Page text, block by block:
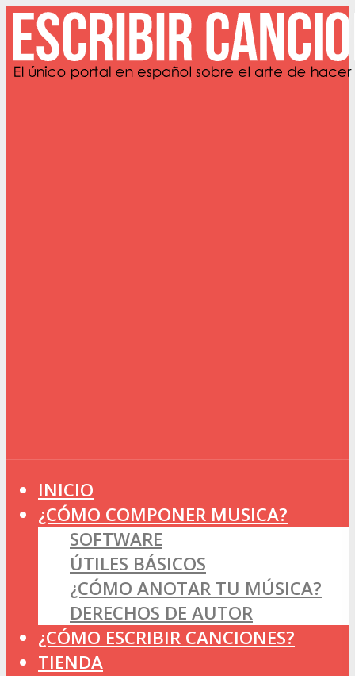
INICIO
¿CÓMO COMPONER MUSICA?
SOFTWARE
ÚTILES BÁSICOS
¿CÓMO ANOTAR TU MÚSICA?
DERECHOS DE AUTOR
¿CÓMO ESCRIBIR CANCIONES?
TIENDA